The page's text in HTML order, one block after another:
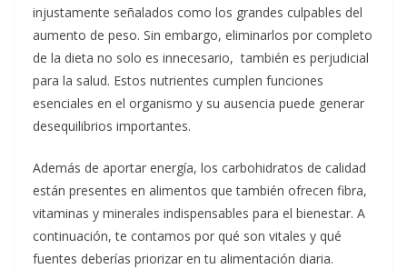
injustamente señalados como los grandes culpables del
aumento de peso. Sin embargo, eliminarlos por completo
de la dieta no solo es innecesario, también es perjudicial
para la salud. Estos nutrientes cumplen funciones
esenciales en el organismo y su ausencia puede generar
desequilibrios importantes.
Además de aportar energía, los carbohidratos de calidad
están presentes en alimentos que también ofrecen fibra,
vitaminas y minerales indispensables para el bienestar. A
continuación, te contamos por qué son vitales y qué
fuentes deberías priorizar en tu alimentación diaria.